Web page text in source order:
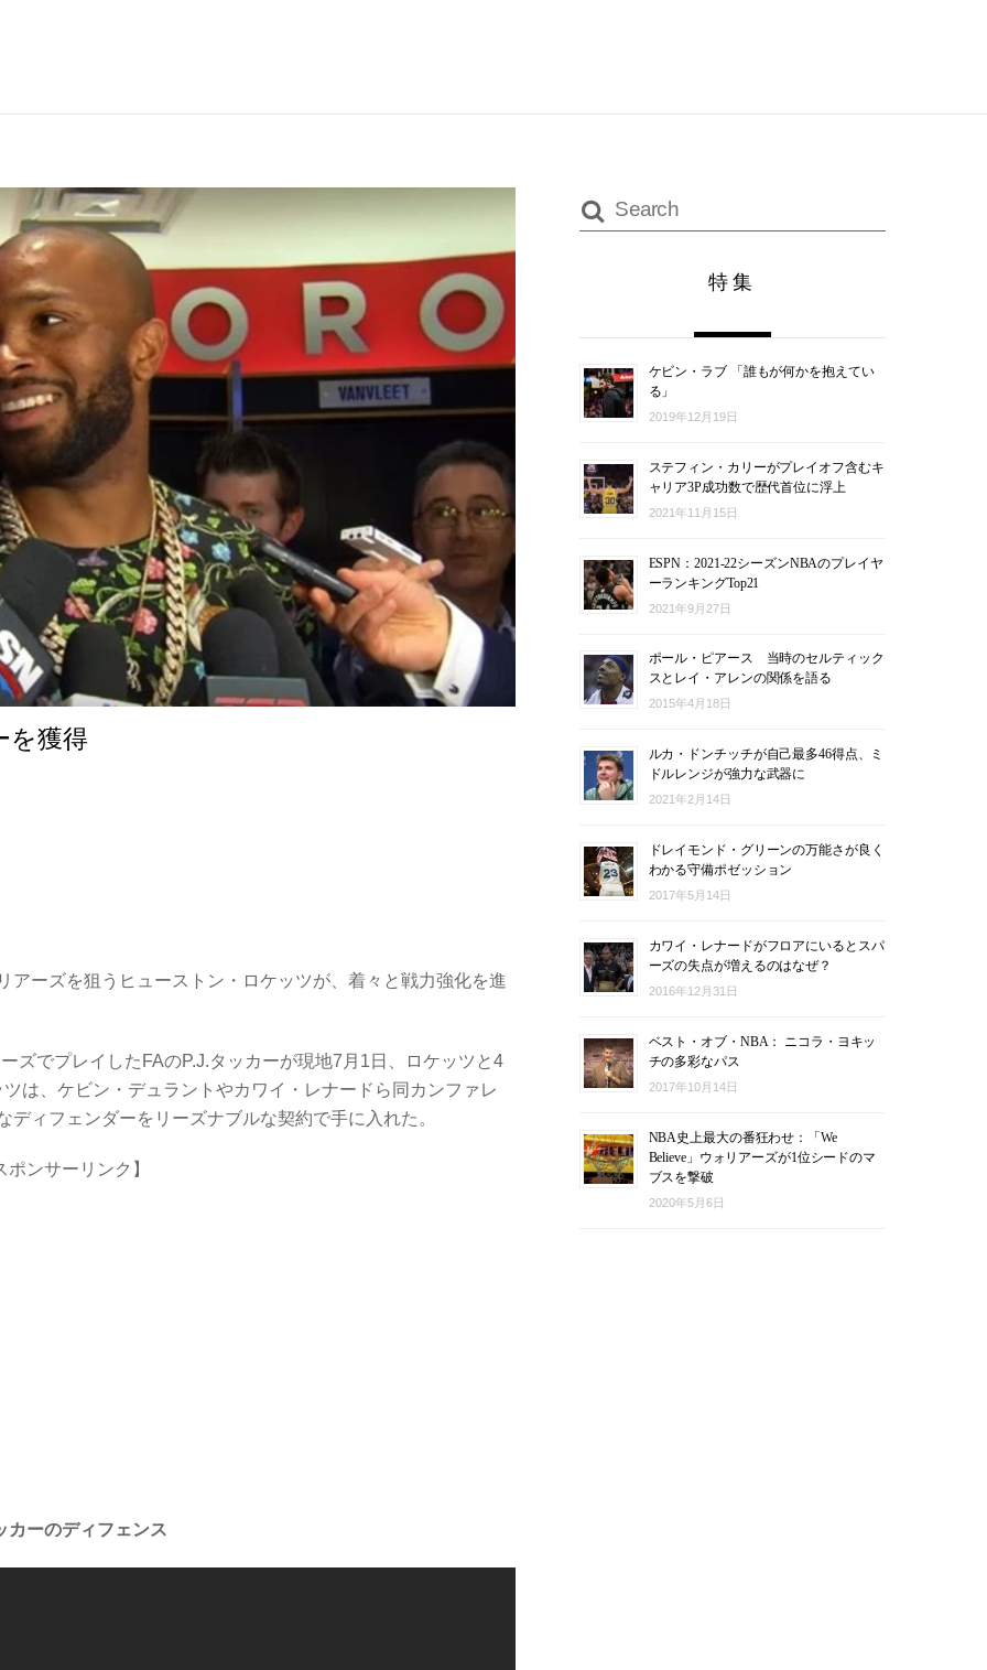
を獲得
ーズを狙うヒューストン・ロケッツが、着々と戦力強化を進
ズでプレイしたFAのP.J.タッカーが現地7月1日、ロケッツと4
は、ケビン・デュラントやカワイ・レナードら同カンファレ
ィフェンダーをリーズナブルな契約で手に入れた。
ポンサーリンク】
ーのディフェンス
特集
ケビン・ラブ 「誰もが何かを抱えてい
る」
2019年12月19日
ステフィン・カリーがプレイオフ含むキ
ャリア3P成功数で歴代首位に浮上
2021年11月15日
ESPN：2021-22シーズンNBAのプレイヤ
ーランキングTop21
2021年9月27日
ポール・ピアース 当時のセルティック
スとレイ・アレンの関係を語る
2015年4月18日
ルカ・ドンチッチが自己最多46得点、ミ
ドルレンジが強力な武器に
2021年2月14日
ドレイモンド・グリーンの万能さが良く
わかる守備ポゼッション
2017年5月14日
カワイ・レナードがフロアにいるとスパ
ーズの失点が増えるのはなぜ？
2016年12月31日
ベスト・オブ・NBA： ニコラ・ヨキッ
チの多彩なパス
2017年10月14日
NBA史上最大の番狂わせ：「We
Believe」ウォリアーズが1位シードのマ
ブスを撃破
2020年5月6日